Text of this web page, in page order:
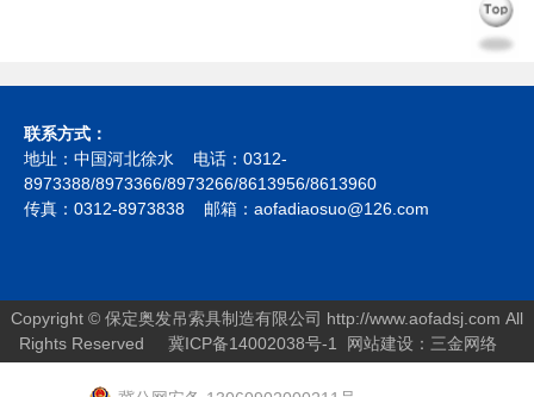
联系方式：
地址：中国河北徐水 电话：0312-
8973388/8973366/8973266/8613956/8613960
传真：0312-8973838 邮箱：aofadiaosuo@126.com
Copyright © 保定奥发吊索具制造有限公司 http://www.aofadsj.com All
Rights Reserved
冀ICP备14002038号-1 网站建设： 三金网络